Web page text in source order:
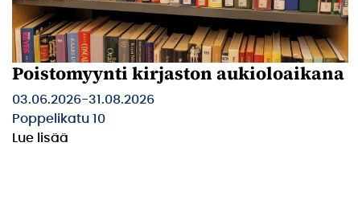
Poistomyynti kirjaston aukioloaikana
03.06.2026-31.08.2026
Poppelikatu 10
Lue lisää